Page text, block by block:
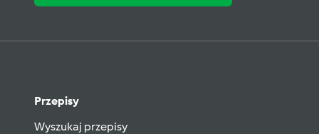
Przepisy
Wyszukaj przepisy